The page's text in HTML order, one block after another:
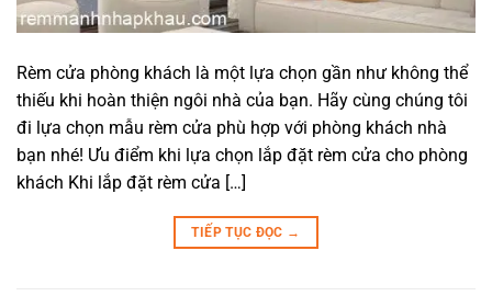
Rèm cửa phòng khách là một lựa chọn gần như không thể
thiếu khi hoàn thiện ngôi nhà của bạn. Hãy cùng chúng tôi
đi lựa chọn mẫu rèm cửa phù hợp với phòng khách nhà
bạn nhé! Ưu điểm khi lựa chọn lắp đặt rèm cửa cho phòng
khách Khi lắp đặt rèm cửa […]
TIẾP TỤC ĐỌC →